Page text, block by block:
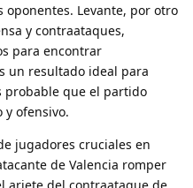
Levante, por otro
y contraataques,
para encontrar
un resultado ideal para
probable que el partido
y ofensivo.
jugadores cruciales en
de Valencia romper
ariete del contraataque de